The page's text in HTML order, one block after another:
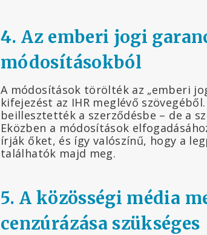
4. Az emberi jogi
módosításokból
A módosítások törölték az „emberi
kifejezést az IHR meglévő
beillesztették a szerződésbe – de a
Eközben a módosítások
írják őket, és így valószínű, hogy a
találhatók majd meg.
5. A közösségi média
cenzúrázása szükséges